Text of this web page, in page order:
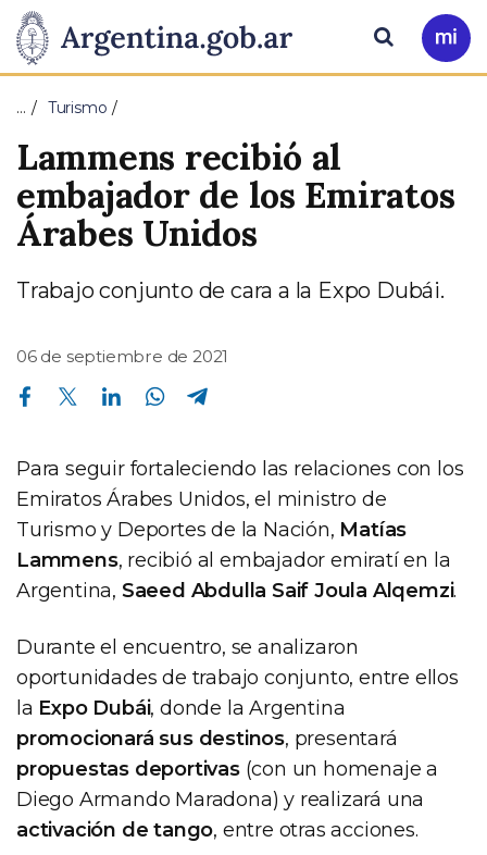
Presidencia
de
la
Nación
Pasar al contenido principal
Ir
a
Buscar
… Turismo
Lammens recibió al
embajador de los Emiratos
Árabes Unidos
Trabajo conjunto de cara a la Expo Dubái.
06 de septiembre de 2021
Compartir en Facebook Compartir en Twitter Compartir en Linkedin Compartir en Whatsapp
Para seguir fortaleciendo las relaciones con los
Emiratos Árabes Unidos, el ministro de
Turismo y Deportes de la Nación, Matías
Lammens, recibió al embajador emiratí en la
Argentina, Saeed Abdulla Saif Joula Alqemzi.
Durante el encuentro, se analizaron
oportunidades de trabajo conjunto, entre ellos
la Expo Dubái, donde la Argentina
promocionará sus destinos, presentará
propuestas deportivas(con un homenaje a
Diego Armando Maradona) y realizará una
activación de tango, entre otras acciones.